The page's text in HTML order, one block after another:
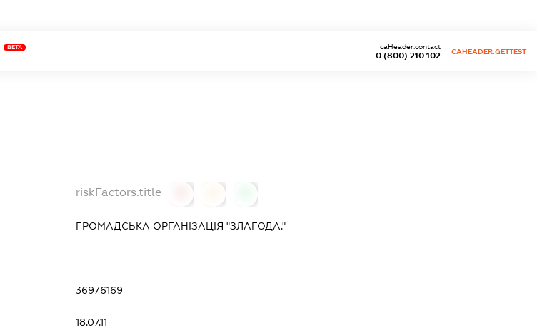
BETA
0 (800) 210 102
caHeader.contact
CAHEADER.GETTEST
riskFactors.title
ГРОМАДСЬКА ОРГАНІЗАЦІЯ "ЗЛАГОДА."
-
36976169
18.07.11